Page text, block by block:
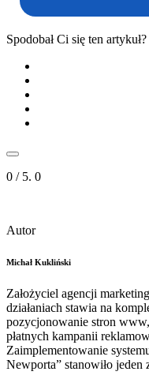
Spodobał Ci się ten
0 / 5. 0
Autor
Michał Kukliński
Założyciel agencji
działaniach stawia na
pozycjonowanie stron
płatnych kampanii
Zaimplementowanie
Newporta” stanowiło